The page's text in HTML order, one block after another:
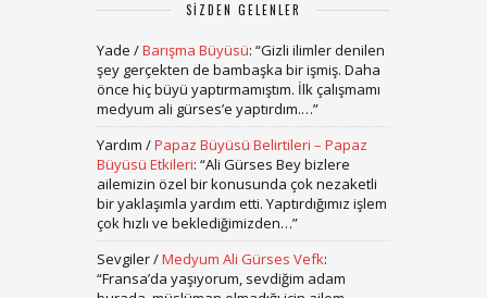
SIZDEN GELENLER
Yade /Barışma Büyüsü: “Gizli ilimler denilen
şey gerçekten de bambaşka bir işmiş. Daha
önce hiç büyü yaptırmamıştım. İlk çalışmamı
medyum ali gürses’e yaptırdım.…”
Yardım /Papaz Büyüsü Belirtileri – Papaz
Büyüsü Etkileri: “Ali Gürses Bey bizlere
ailemizin özel bir konusunda çok nezaketli
bir yaklaşımla yardım etti. Yaptırdığımız işlem
çok hızlı ve beklediğimizden…”
Sevgiler/Medyum Ali Gürses Vefk:
“Fransa’da yaşıyorum, sevdiğim adam